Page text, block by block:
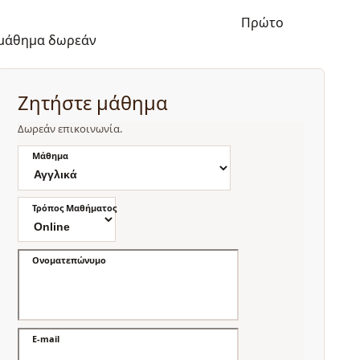
Πρώτο
δωρεάν
Ζητήστε μάθημα
Δωρεάν επικοινωνία.
Μάθημα
Τρόπος Μαθήματος
Ονοματεπώνυμο
E-mail